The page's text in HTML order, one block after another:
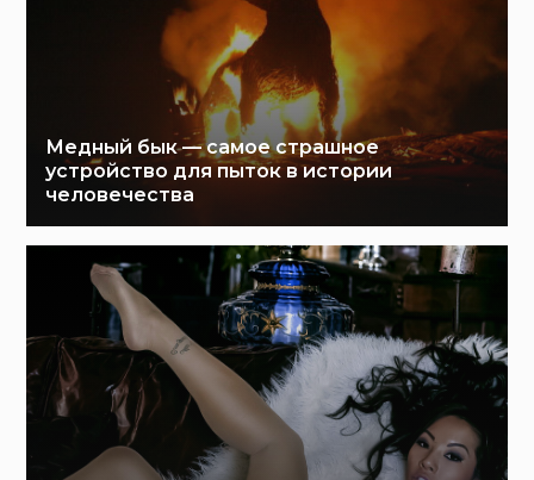
Медный бык — самое страшное
устройство для пыток в истории
человечества